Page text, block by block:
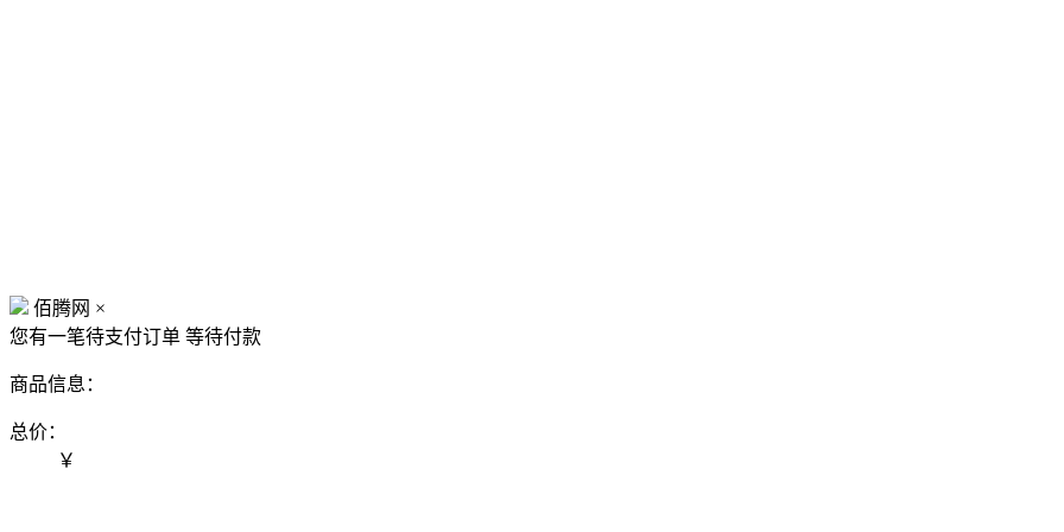
佰腾网 ×
您有一笔待支付订单 等待付款
商品信息：
总价：
￥